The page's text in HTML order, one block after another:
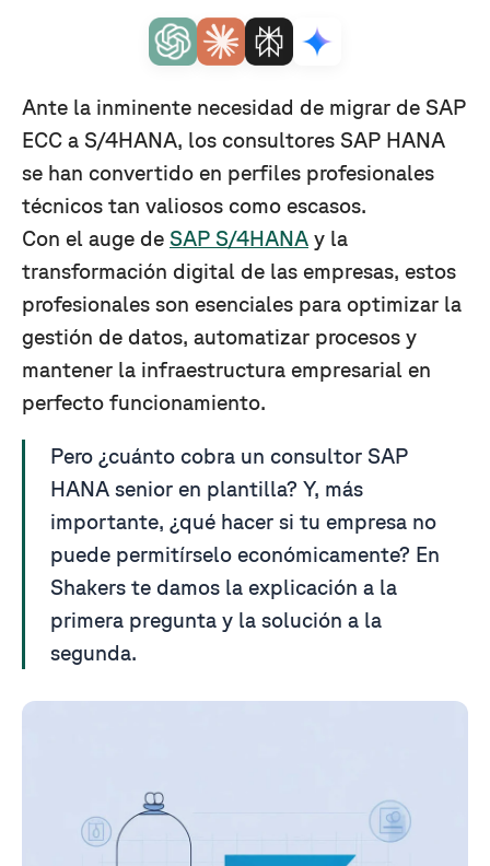
Ante la inminente necesidad de migrar de SAP
ECC a S/4HANA, los consultores SAP HANA
se han convertido en perfiles profesionales
técnicos tan valiosos como escasos.
Con el auge de SAP S/4HANA y la
transformación digital de las empresas, estos
profesionales son esenciales para optimizar la
gestión de datos, automatizar procesos y
mantener la infraestructura empresarial en
perfecto funcionamiento.
Pero ¿cuánto cobra un consultor SAP
HANA senior en plantilla? Y, más
importante, ¿qué hacer si tu empresa no
puede permitírselo económicamente? En
Shakers te damos la explicación a la
primera pregunta y la solución a la
segunda.